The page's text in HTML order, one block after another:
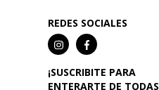
REDES SOCIALES
¡SUSCRIBITE PARA
ENTERARTE DE TODAS